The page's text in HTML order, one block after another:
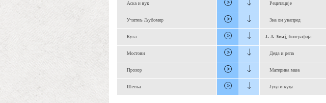
Аска и вук Рецитације
Учитељ Љубомир Зна он унапред
Кула Ј. Ј. Змај , биографија
Мостови Деда и репа
Прозор Материна маза
Шетња Јуца и куца